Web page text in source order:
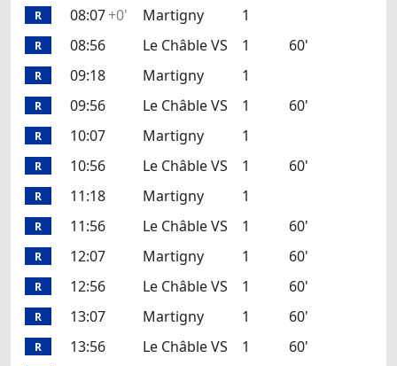
R 08:07+0' Martigny 1
R 08:56 Le Châble VS 1 60'
R 09:18 Martigny 1
R 09:56 Le Châble VS 1 60'
R 10:07 Martigny 1
R 10:56 Le Châble VS 1 60'
R 11:18 Martigny 1
R 11:56 Le Châble VS 1 60'
R 12:07 Martigny 1 60'
R 12:56 Le Châble VS 1 60'
R 13:07 Martigny 1 60'
R 13:56 Le Châble VS 1 60'